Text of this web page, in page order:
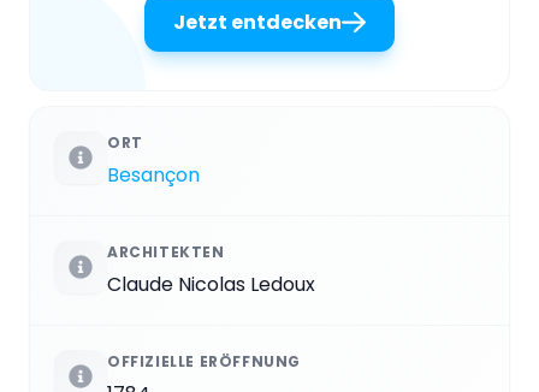
Jetzt entdecken
ORT
Besançon
ARCHITEKTEN
Claude Nicolas Ledoux
OFFIZIELLE ERÖFFNUNG